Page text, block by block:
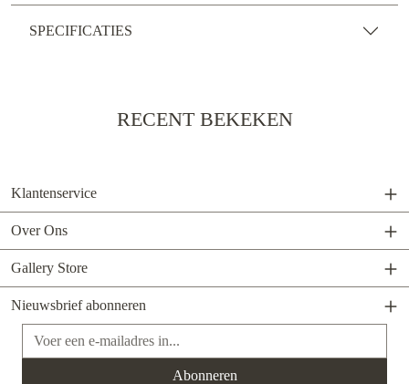
SPECIFICATIES
RECENT BEKEKEN
Klantenservice
Over Ons
Gallery Store
Nieuwsbrief abonneren
E-mailadres*
Abonneren